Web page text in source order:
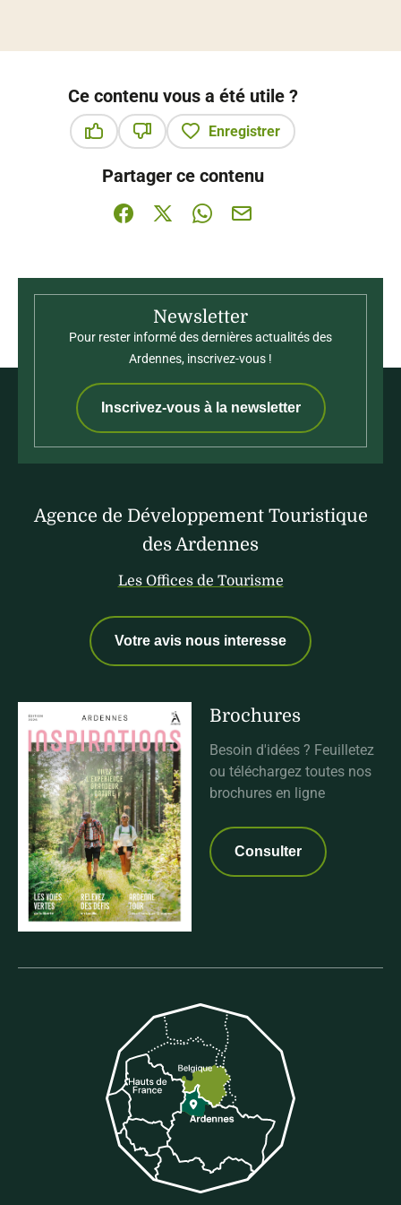
Ce contenu vous a été utile ?
Enregistrer
Partager ce contenu
Partager sur Facebook (nouvelle fenêtre)
Partager sur X / Twitter (nouvelle
Partager sur WhatsApp
Partager par mail
Newsletter
Pour rester informé des dernières actualités des
Ardennes, inscrivez-vous !
Inscrivez-vous à la newsletter
Agence de Développement Touristique
des Ardennes
Les Offices de Tourisme
Votre avis nous interesse
Brochures
Besoin d'idées ? Feuilletez
ou téléchargez toutes nos
brochures en ligne
Consulter